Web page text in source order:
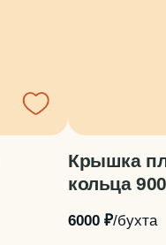
Крышка
кольца
6000 ₽/бухта